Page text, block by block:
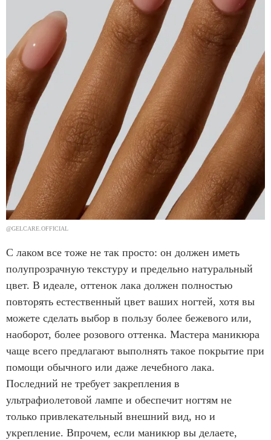
@GELCARE.OFFICIAL
С лаком все тоже не так просто: он должен иметь
полупрозрачную текстуру и предельно натуральный
цвет. В идеале, оттенок лака должен полностью
повторять естественный цвет ваших ногтей, хотя вы
можете сделать выбор в пользу более бежевого или,
наоборот, более розового оттенка. Мастера маникюра
чаще всего предлагают выполнять такое покрытие при
помощи обычного или даже лечебного лака.
Последний не требует закрепления в
ультрафиолетовой лампе и обеспечит ногтям не
только привлекательный внешний вид, но и
укрепление. Впрочем, если маникюр вы делаете,